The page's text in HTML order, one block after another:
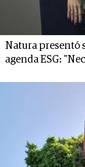
Natura presentó
agenda ESG: